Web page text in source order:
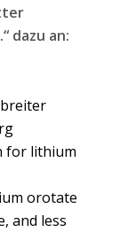
dazu an:
for lithium
orotate
and less